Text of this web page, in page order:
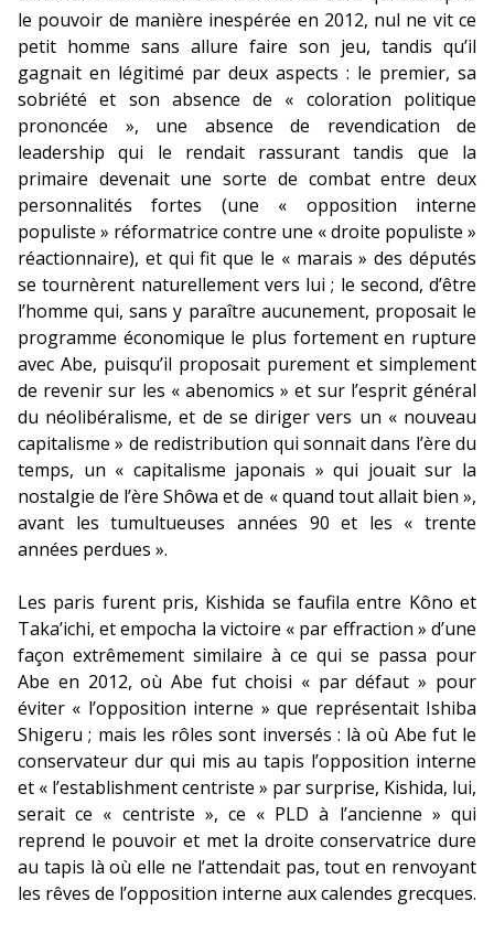
le pouvoir de manière inespérée en 2012, nul ne vit ce
petit homme sans allure faire son jeu, tandis qu’il
gagnait en légitimé par deux aspects : le premier, sa
sobriété et son absence de « coloration politique
prononcée », une absence de revendication de
leadership qui le rendait rassurant tandis que la
primaire devenait une sorte de combat entre deux
personnalités fortes (une « opposition interne
populiste » réformatrice contre une « droite populiste »
réactionnaire), et qui fit que le « marais » des députés
se tournèrent naturellement vers lui ; le second, d’être
l’homme qui, sans y paraître aucunement, proposait le
programme économique le plus fortement en rupture
avec Abe, puisqu’il proposait purement et simplement
de revenir sur les « abenomics » et sur l’esprit général
du néolibéralisme, et de se diriger vers un « nouveau
capitalisme » de redistribution qui sonnait dans l’ère du
temps, un « capitalisme japonais » qui jouait sur la
nostalgie de l’ère Shôwa et de « quand tout allait bien »,
avant les tumultueuses années 90 et les « trente
années perdues ».
Les paris furent pris, Kishida se faufila entre Kôno et
Taka’ichi, et empocha la victoire « par effraction » d’une
façon extrêmement similaire à ce qui se passa pour
Abe en 2012, où Abe fut choisi « par défaut » pour
éviter « l’opposition interne » que représentait Ishiba
Shigeru ; mais les rôles sont inversés : là où Abe fut le
conservateur dur qui mis au tapis l’opposition interne
et « l’establishment centriste » par surprise, Kishida, lui,
serait ce « centriste », ce « PLD à l’ancienne » qui
reprend le pouvoir et met la droite conservatrice dure
au tapis là où elle ne l’attendait pas, tout en renvoyant
les rêves de l’opposition interne aux calendes grecques.